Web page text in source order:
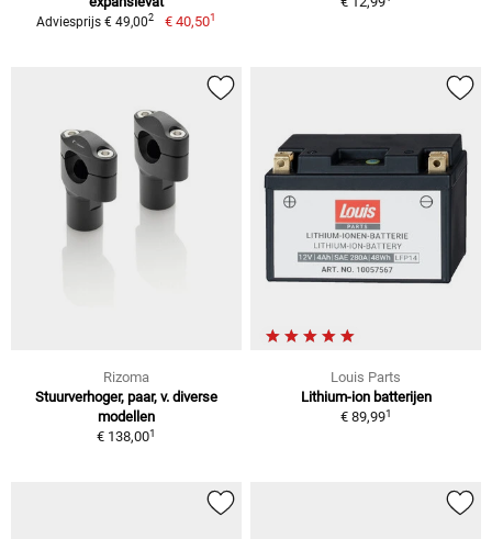
Adviesprijs € 49,002 € 40,501
Rizoma
Stuurverhoger, paar, v. diverse
modellen
€ 138,001
Louis Parts
Lithium-ion batterijen
€ 89,991